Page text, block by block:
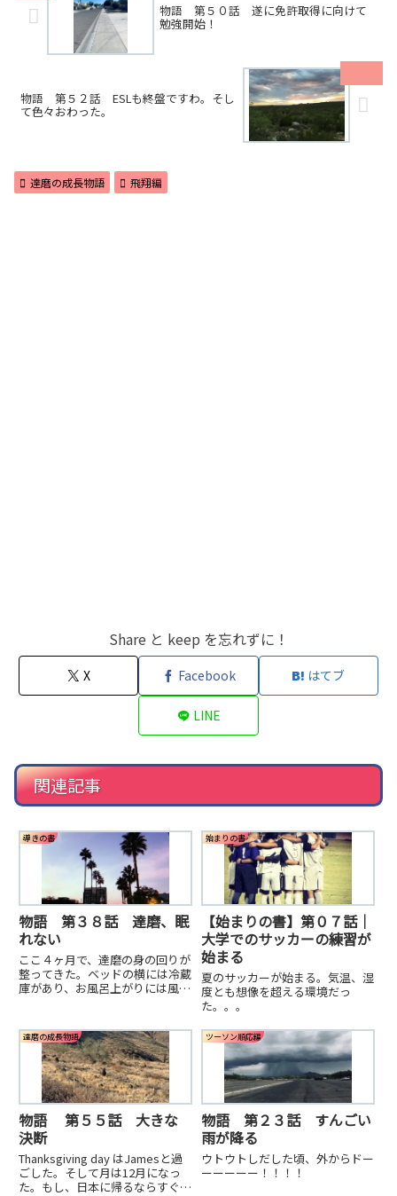
物語 第５０話 遂に免許取得に向けて
勉強開始！
物語 第５２話 ESLも終盤ですわ。そし
て色々おわった。
達磨の成長物語 飛翔編
Share と keep を忘れずに！
X Facebook はてブ
LINE
関連記事
導きの書
物語 第３８話 達磨、眠
れない
ここ４ヶ月で、達磨の身の回りが
整ってきた。ベッドの横には冷蔵
庫があり、お風呂上がりには風つ
ッチ。最高かよ。と、思っていた
ところ。。。
始まりの書
【始まりの書】第０７話｜
大学でのサッカーの練習が
始まる
夏のサッカーが始まる。気温、湿
度とも想像を超える環境だっ
た。。。
達磨の成長物語
物語 第５５話 大きな
決断
Thanksgiving day はJamesと過
ごした。そして月は12月になっ
た。もし、日本に帰るならすぐに
ツーソン順応編
物語 第２３話 すんごい
雨が降る
ウトウトしだした頃、外からドー
ーーーーー！！！！